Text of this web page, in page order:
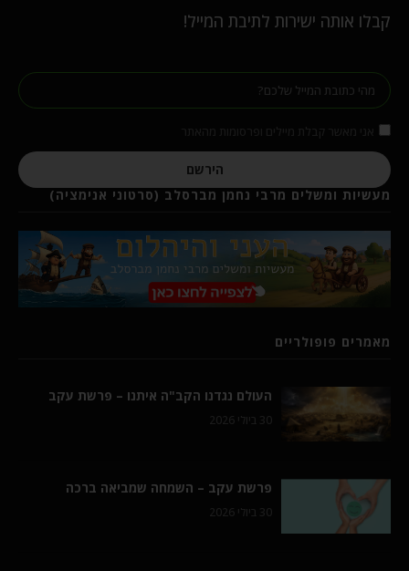
קבלו אותה ישירות לתיבת המייל!
הירשם
מעשיות ומשלים מרבי נחמן מברסלב (סרטוני אנימציה)
מאמרים פופולריים
העולם נגדנו הקב"ה איתנו – פרשת עקב
30 ביולי 2026
פרשת עקב – השמחה שמביאה ברכה
30 ביולי 2026